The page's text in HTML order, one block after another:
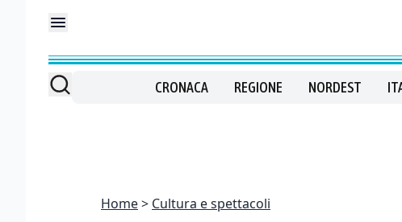
CRONACA REGIONE NORDEST
Home Cultura e spettacoli